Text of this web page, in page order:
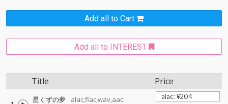
Add all to Cart
Add all to INTEREST
Title Price
星くずの夢
alac,flac,wav,aac: